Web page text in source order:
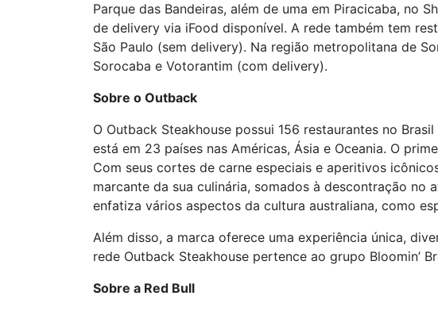
Parque das Bandeiras, além de uma em Piracicaba, no
de delivery via iFood disponível. A rede também tem
São Paulo (sem delivery). Na região metropolitana de
Sorocaba e Votorantim (com delivery).
Sobre o Outback
O Outback Steakhouse possui 156 restaurantes no
está em 23 países nas Américas, Ásia e Oceania. O
Com seus cortes de carne especiais e aperitivos
marcante da sua culinária, somados à descontração no
enfatiza vários aspectos da cultura australiana, como
Além disso, a marca oferece uma experiência única,
rede Outback Steakhouse pertence ao grupo Bloomin’
Sobre a Red Bull